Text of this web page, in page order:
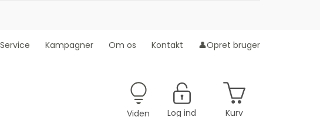
Service Kampagner Om os Kontakt 👤Opret bruger
Viden Log ind Kurv